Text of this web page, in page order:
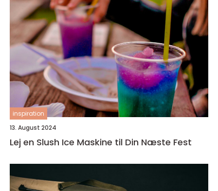
inspiration
13. August 2024
Lej en Slush Ice Maskine til Din Næste Fest